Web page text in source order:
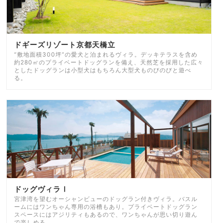
ドギーズリゾート京都天橋立
“敷地面積300坪”の愛犬と泊まれるヴィラ。デッキテラスを含め
約280㎡のプライベートドッグランを備え、天然芝を採用した広々
としたドッグランは小型犬はもちろん大型犬ものびのびと遊べ
る。
ドッグヴィラⅠ
宮津湾を望むオーシャンビューのドッグラン付きヴィラ。バスル
ームにはワンちゃん専用の浴槽もあり。プライベートドッグラン
スペースにはアジリティもあるので、ワンちゃんが思い切り遊ん